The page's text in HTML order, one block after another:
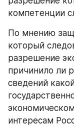
компетенции
По мнению
который
разрешение
причинило ли
сведений
интересам